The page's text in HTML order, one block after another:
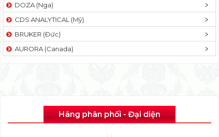
DOZA (Nga)
CDS ANALYTICAL (Mỹ)
BRUKER (Đức)
AURORA (Canada)
Hãng phân phối - Đại diện